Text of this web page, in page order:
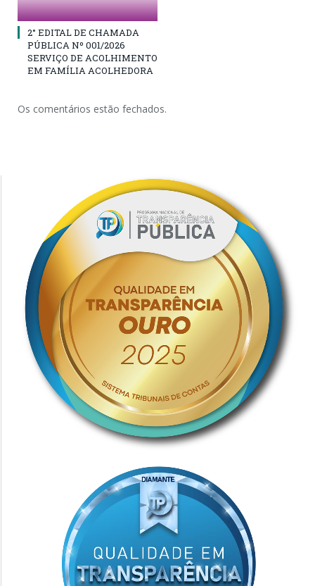
2° EDITAL DE CHAMADA
PÚBLICA Nº 001/2026
SERVIÇO DE ACOLHIMENTO
EM FAMÍLIA ACOLHEDORA
Os comentários estão fechados.